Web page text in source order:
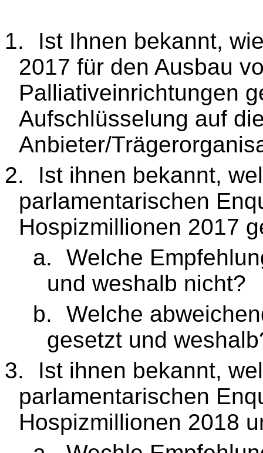
1.
Ist Ihnen bekannt,
2017 für den Ausbau
Palliativeinrichtungen
Aufschlüsselung auf
Anbieter/
2.
Ist ihnen bekannt,
parlamentarischen
Hospizmillionen 2017
a.
Welche
und weshalb nicht?
b.
Welche
gesetzt und
3.
Ist ihnen bekannt,
parlamentarischen
Hospizmillionen 2018